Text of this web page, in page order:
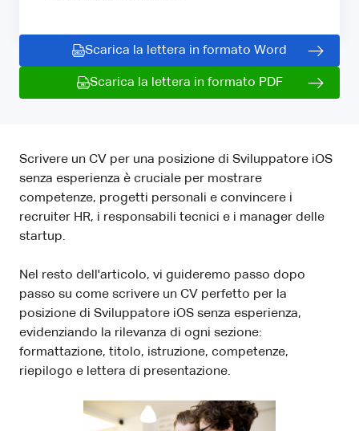
Scarica la lettera in formato Word
Scarica la lettera in formato PDF
Scrivere un CV per una posizione di Sviluppatore iOS
senza esperienza è cruciale per mostrare
competenze, progetti personali e convincere i
recruiter HR, i responsabili tecnici e i manager delle
startup.
Nel resto dell'articolo, vi guideremo passo dopo
passo su come scrivere un CV perfetto per la
posizione di Sviluppatore iOS senza esperienza,
evidenziando la rilevanza di ogni sezione:
formattazione, titolo, istruzione, competenze,
riepilogo e lettera di presentazione.